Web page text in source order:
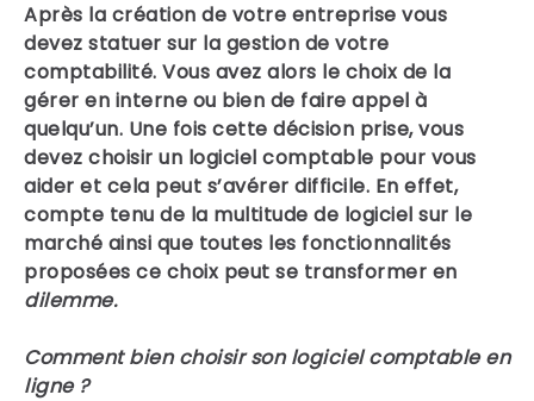
Après la création de votre entreprise vous
devez statuer sur la gestion de votre
comptabilité. Vous avez alors le choix de la
gérer en interne ou bien de faire appel à
quelqu’un. Une fois cette décision prise, vous
devez choisir un logiciel comptable pour vous
aider et cela peut s’avérer difficile. En effet,
compte tenu de la multitude de logiciel sur le
marché ainsi que toutes les fonctionnalités
proposées ce choix peut se transformer en
dilemme.
Comment bien choisir son logiciel comptable en
ligne ?